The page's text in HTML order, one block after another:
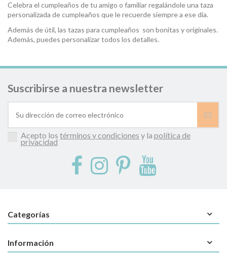
Celebra el cumpleaños de tu amigo o familiar regalándole una taza
personalizada de cumpleaños que le recuerde siempre a ese día.
Además de útil, las tazas para cumpleaños son bonitas y originales.
Además, puedes personalizar todos los detalles.
Suscribirse a nuestra newsletter
Acepto lostérminos y condiciones y lapolítica de
privacidad
Categorías
Información